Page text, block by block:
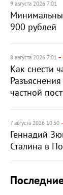
9 августа 2026 7:01
900 рублей
8 августа 2026 7:01 –
Как снести
частной
7 августа 2026 10:30
Геннадий
Сталина в